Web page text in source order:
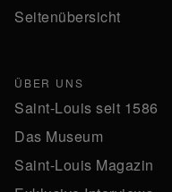
Seitenübersicht
ÜBER UNS
Saint-Louis seit 1586
Das Museum
Saint-Louis Magazin